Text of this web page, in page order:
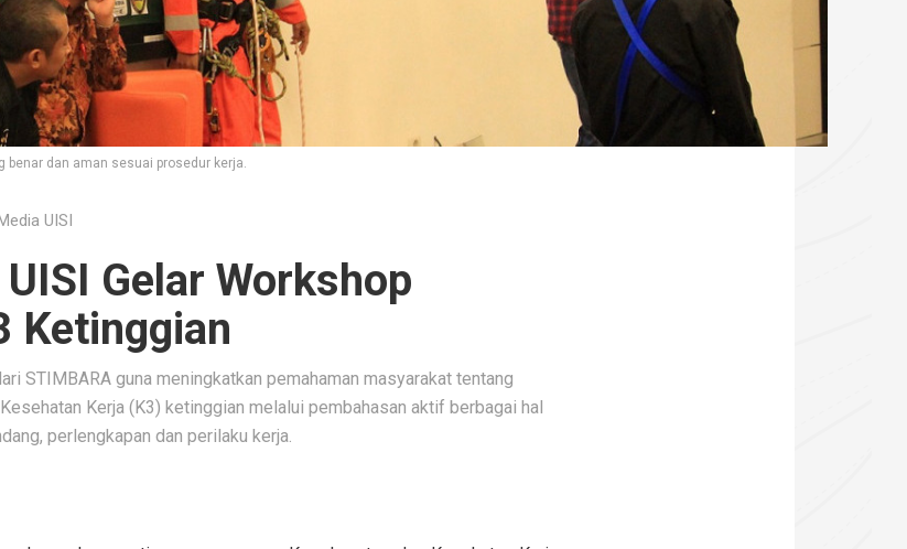
benar dan aman sesuai prosedur kerja.
UISI
Gelar Workshop
Ketinggian
STIMBARA guna meningkatkan pemahaman masyarakat tentang
Kerja (K3) ketinggian melalui pembahasan aktif berbagai hal
perlengkapan dan perilaku kerja.